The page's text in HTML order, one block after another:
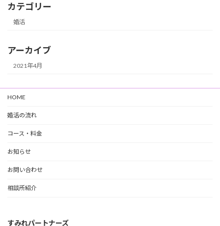
カテゴリー
婚活
アーカイブ
2021年4月
HOME
婚活の流れ
コース・料金
お知らせ
お問い合わせ
相談所紹介
すみれパートナーズ